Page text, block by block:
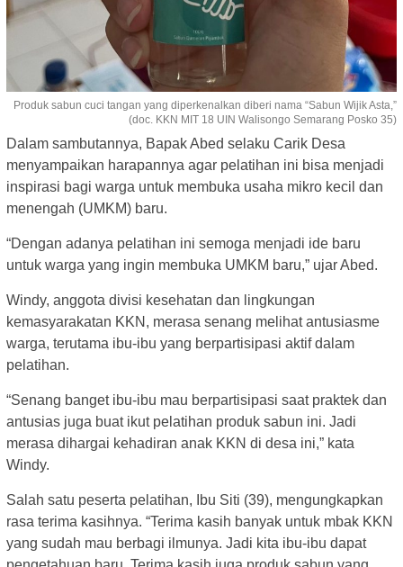
Produk sabun cuci tangan yang diperkenalkan diberi nama “Sabun Wijik Asta,”
(doc. KKN MIT 18 UIN Walisongo Semarang Posko 35)
Dalam sambutannya, Bapak Abed selaku Carik Desa
menyampaikan harapannya agar pelatihan ini bisa menjadi
inspirasi bagi warga untuk membuka usaha mikro kecil dan
menengah (UMKM) baru.
“Dengan adanya pelatihan ini semoga menjadi ide baru
untuk warga yang ingin membuka UMKM baru,” ujar Abed.
Windy, anggota divisi kesehatan dan lingkungan
kemasyarakatan KKN, merasa senang melihat antusiasme
warga, terutama ibu-ibu yang berpartisipasi aktif dalam
pelatihan.
“Senang banget ibu-ibu mau berpartisipasi saat praktek dan
antusias juga buat ikut pelatihan produk sabun ini. Jadi
merasa dihargai kehadiran anak KKN di desa ini,” kata
Windy.
Salah satu peserta pelatihan, Ibu Siti (39), mengungkapkan
rasa terima kasihnya. “Terima kasih banyak untuk mbak KKN
yang sudah mau berbagi ilmunya. Jadi kita ibu-ibu dapat